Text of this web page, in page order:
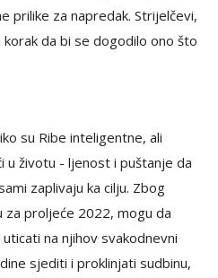
prilike za napredak. Strijelčevi,
da bi se dogodilo ono što
su Ribe inteligentne, ali
u životu - ljenost i puštanje da
zaplivaju ka cilju. Zbog
proljeće 2022, mogu da
na njihov svakodnevni
sjediti i proklinjati sudbinu,